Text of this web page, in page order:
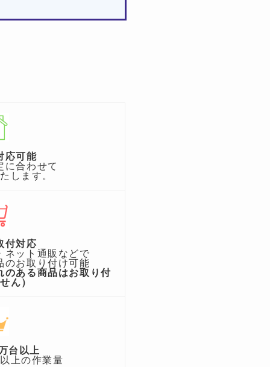
応可能
に合わせて
します。
付対応
ネット通販などで
のお取り付け可能
のある商品はお取り付
ん）
台以上
上の作業量